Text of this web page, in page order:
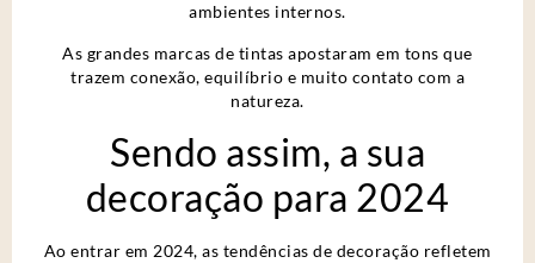
ambientes internos.
As grandes marcas de tintas apostaram em tons que
trazem conexão, equilíbrio e muito contato com a
natureza.
Sendo assim, a sua
decoração para 2024
Ao entrar em 2024, as tendências de decoração refletem